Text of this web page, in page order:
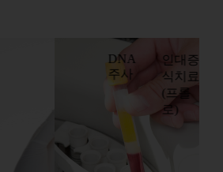
DNA
주사
인대증
식치료
(프롤
로)